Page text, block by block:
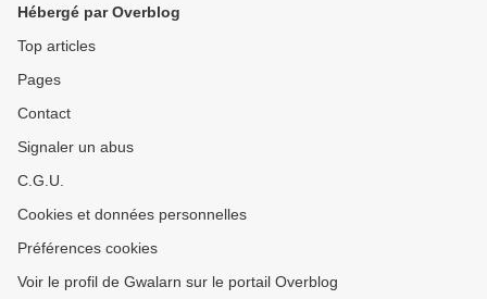
Hébergé par Overblog
Top articles
Pages
Contact
Signaler un abus
C.G.U.
Cookies et données personnelles
Préférences cookies
Voir le profil de Gwalarn sur le portail Overblog